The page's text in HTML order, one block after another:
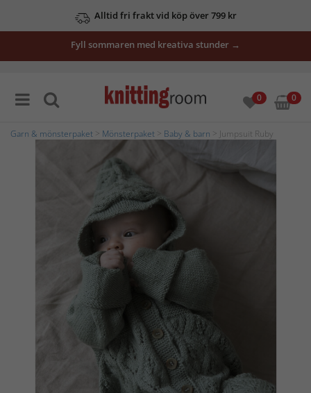
Alltid fri frakt vid köp över 799 kr
Fyll sommaren med kreativa stunder →
0 0
Garn & mönsterpaket Mönsterpaket Baby & barn > Jumpsuit Ruby